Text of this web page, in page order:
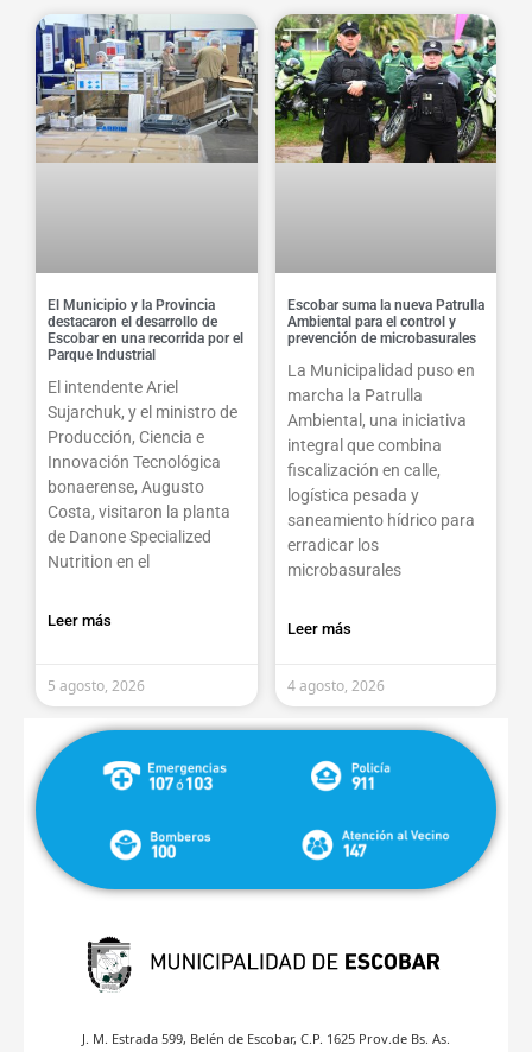
El Municipio y la Provincia
destacaron el desarrollo de
Escobar en una recorrida por el
Parque Industrial
El intendente Ariel
Sujarchuk, y el ministro de
Producción, Ciencia e
Innovación Tecnológica
bonaerense, Augusto
Costa, visitaron la planta
de Danone Specialized
Nutrition en el
Leer más
5 agosto, 2026
Escobar suma la nueva Patrulla
Ambiental para el control y
prevención de microbasurales
La Municipalidad puso en
marcha la Patrulla
Ambiental, una iniciativa
integral que combina
fiscalización en calle,
logística pesada y
saneamiento hídrico para
erradicar los
microbasurales
Leer más
4 agosto, 2026
J. M. Estrada 599, Belén de Escobar, C.P. 1625 Prov.de Bs. As.